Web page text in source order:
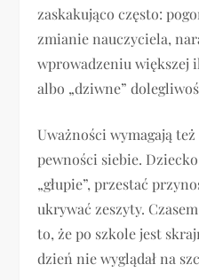
zaskakująco często:
zmianie nauczyciela,
wprowadzeniu większej
albo „dziwne”
Uważności wymagają
pewności siebie.
„głupie”, przestać
ukrywać zeszyty.
to, że po szkole jest
dzień nie wyglądał na